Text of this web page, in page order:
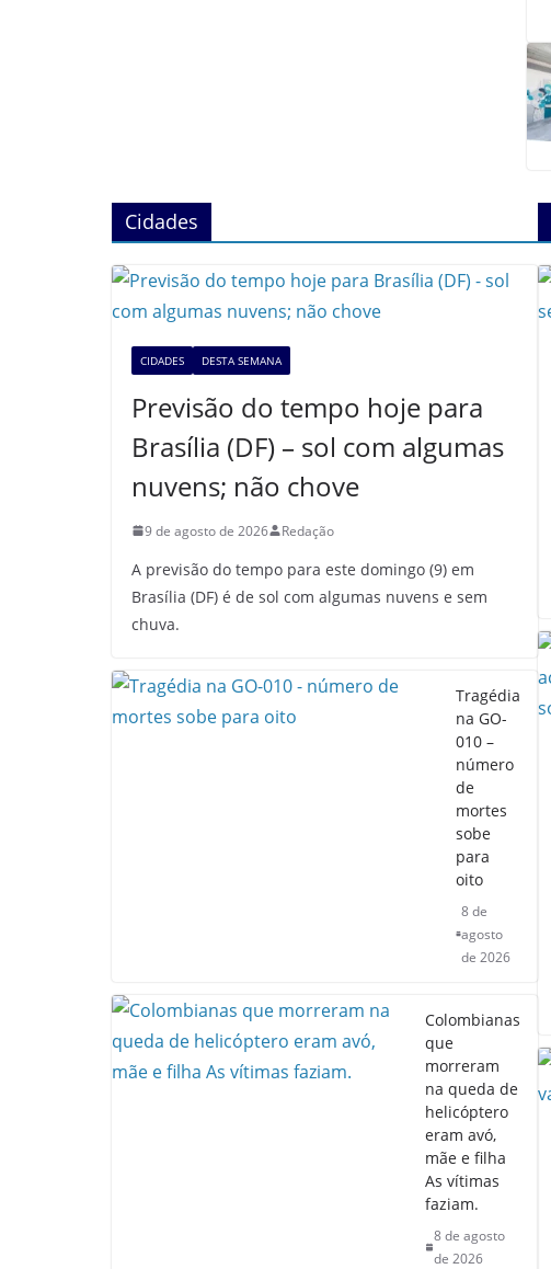
Cidades
CIDADES DESTA SEMANA
Previsão do tempo hoje para
Brasília (DF) – sol com algumas
nuvens; não chove
9 de agosto de 2026 Redação
A previsão do tempo para este domingo (9) em
Brasília (DF) é de sol com algumas nuvens e sem
chuva.
Tragédia
na GO-
010 –
número
de
mortes
sobe
para
oito
8 de
agosto
de 2026
Colombianas
que
morreram
na queda de
helicóptero
eram avó,
mãe e filha
As vítimas
faziam.
8 de agosto
de 2026